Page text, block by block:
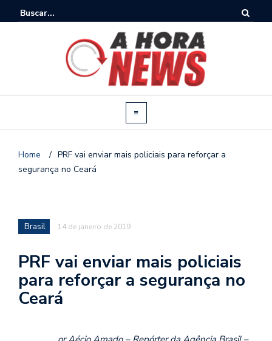
Home / PRF vai enviar mais policiais para reforçar a
segurança no Ceará
Brasil 14 de janeiro de 2019
PRF vai enviar mais policiais
para reforçar a segurança no
Ceará